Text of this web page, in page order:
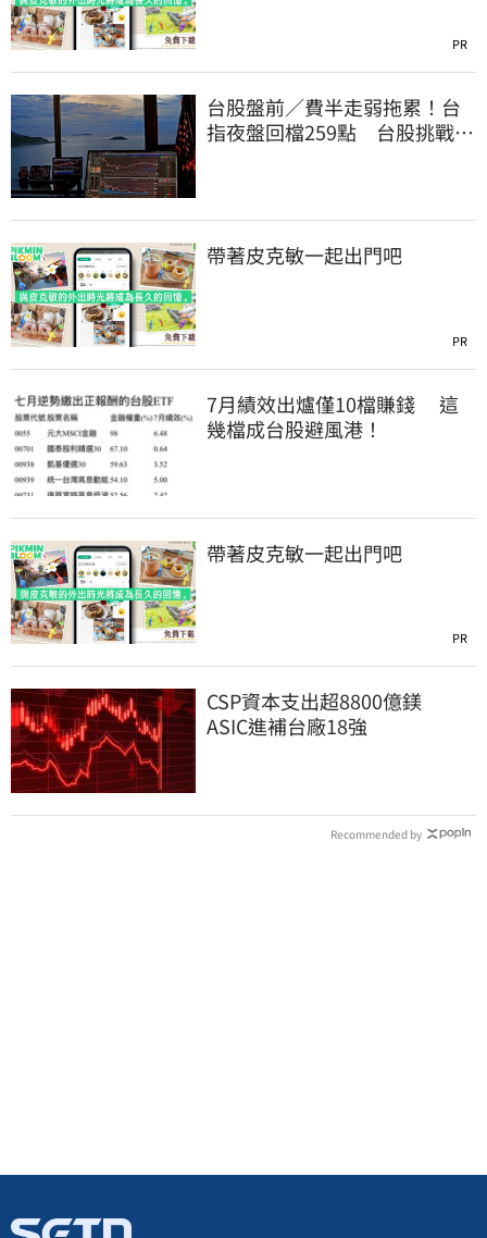
PR
台股盤前／費半走弱拖累！台
指夜盤回檔259點 台股挑戰反
帶著皮克敏一起出門吧
PR
7月績效出爐僅10檔賺錢 這
幾檔成台股避風港！
帶著皮克敏一起出門吧
PR
CSP資本支出超8800億鎂
ASIC進補台廠18強
Recommended by